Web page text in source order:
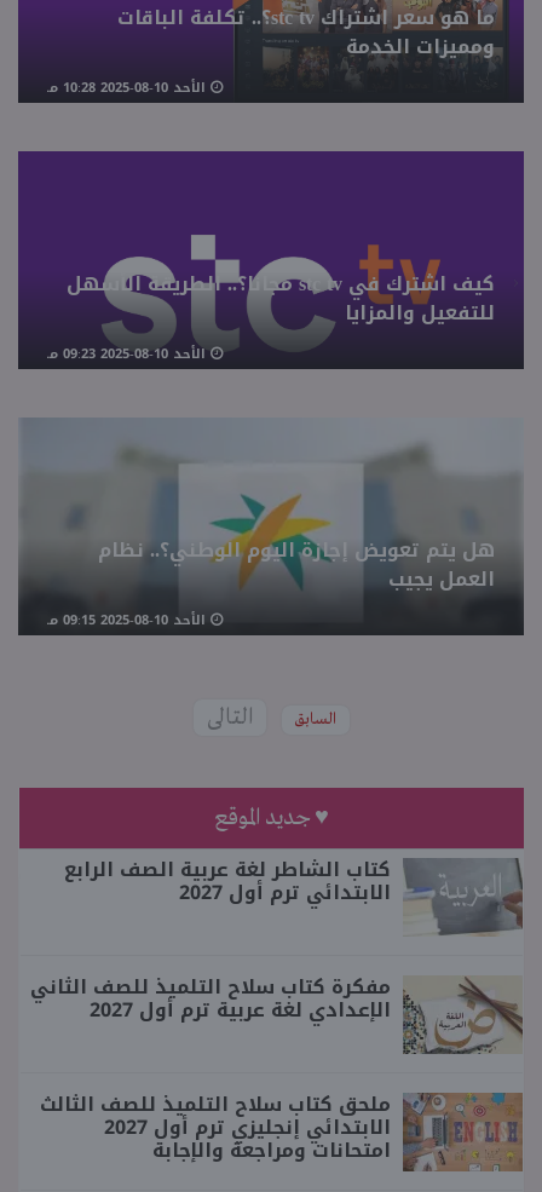
ما هو سعر اشتراك stc tv؟.. تكلفة الباقات
ومميزات الخدمة
الأحد 10-08-2025 10:28 مـ
كيف اشترك في stc tv مجانا؟.. الطريقة الأسهل
للتفعيل والمزايا
الأحد 10-08-2025 09:23 مـ
هل يتم تعويض إجازة اليوم الوطني؟.. نظام
العمل يجيب
الأحد 10-08-2025 09:15 مـ
السابق التالى
♥ جديد الموقع
كتاب الشاطر لغة عربية الصف الرابع
الابتدائي ترم أول 2027
مفكرة كتاب سلاح التلميذ للصف الثاني
الإعدادي لغة عربية ترم أول 2027
ملحق كتاب سلاح التلميذ للصف الثالث
الابتدائي إنجليزي ترم أول 2027
امتحانات ومراجعة والإجابة